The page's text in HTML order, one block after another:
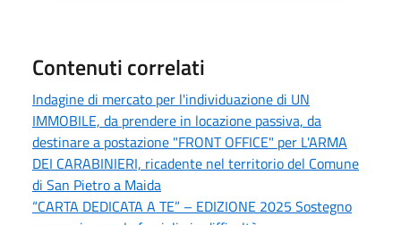
Contenuti correlati
Indagine di mercato per l'individuazione di UN
IMMOBILE, da prendere in locazione passiva, da
destinare a postazione "FRONT OFFICE" per L'ARMA
DEI CARABINIERI, ricadente nel territorio del Comune
di San Pietro a Maida
“CARTA DEDICATA A TE” – EDIZIONE 2025 Sostegno